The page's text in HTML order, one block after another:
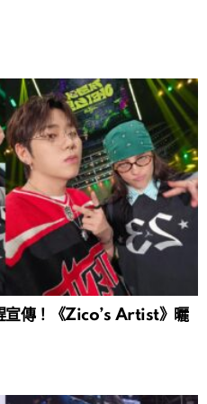
傳！《Zico’s Artist》曬